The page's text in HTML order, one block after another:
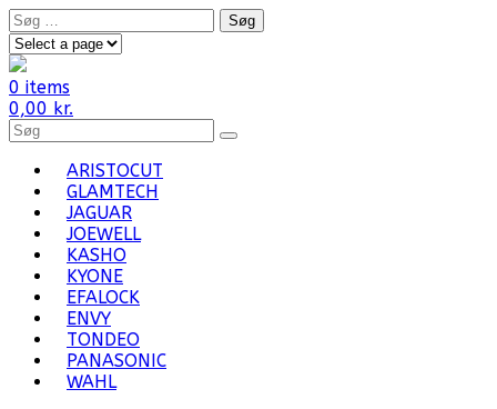
Skip
to
content
Søg
efter:
0 items
0,00 kr.
Search
for
Products:ARISTOCUT
GLAMTECH
JAGUAR
JOEWELL
KASHO
KYONE
EFALOCK
ENVY
TONDEO
PANASONIC
WAHL